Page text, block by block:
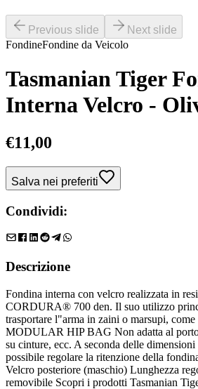
Previous slide
Next slide
FondineFondine da Veicolo
Tasmanian Tiger
Interna Velcro -
€11,00
Salva nei preferiti
Condividi:
Descrizione
Fondina interna con velcro realizzata in
CORDURA® 700 den. Il suo utilizzo
trasportare l"arma in zaini o marsupi,
MODULAR HIP BAG Non adatta al porto
su cinture, ecc. A seconda delle
possibile regolare la ritenzione della
Velcro posteriore (maschio) Lunghezza
removibile Scopri i prodotti Tasmanian